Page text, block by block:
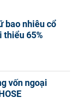
bao nhiêu cổ
thiểu 65%
vốn ngoại